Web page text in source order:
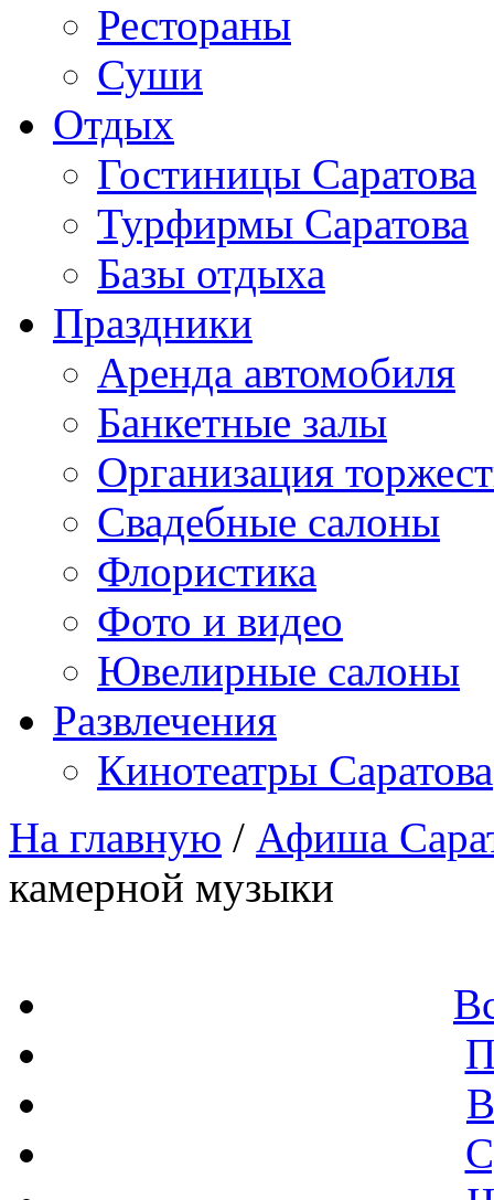
Рестораны
Суши
Отдых
Гостиницы Саратова
Турфирмы Саратова
Базы отдыха
Праздники
Аренда автомобиля
Банкетные залы
Организация
Свадебные салоны
Флористика
Фото и видео
Ювелирные салоны
Развлечения
Кинотеатры Саратова
На главную / Афиша
камерной музыки